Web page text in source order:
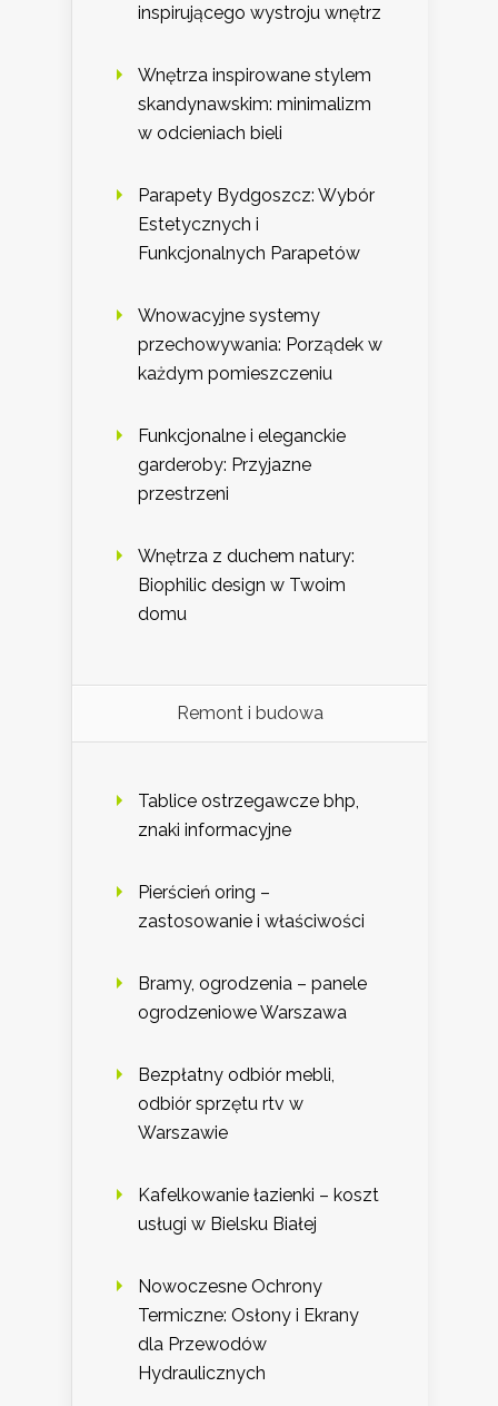
inspirującego wystroju wnętrz
Wnętrza inspirowane stylem
skandynawskim: minimalizm
w odcieniach bieli
Parapety Bydgoszcz: Wybór
Estetycznych i
Funkcjonalnych Parapetów
Wnowacyjne systemy
przechowywania: Porządek w
każdym pomieszczeniu
Funkcjonalne i eleganckie
garderoby: Przyjazne
przestrzeni
Wnętrza z duchem natury:
Biophilic design w Twoim
domu
Remont i budowa
Tablice ostrzegawcze bhp,
znaki informacyjne
Pierścień oring –
zastosowanie i właściwości
Bramy, ogrodzenia – panele
ogrodzeniowe Warszawa
Bezpłatny odbiór mebli,
odbiór sprzętu rtv w
Warszawie
Kafelkowanie łazienki – koszt
usługi w Bielsku Białej
Nowoczesne Ochrony
Termiczne: Osłony i Ekrany
dla Przewodów
Hydraulicznych